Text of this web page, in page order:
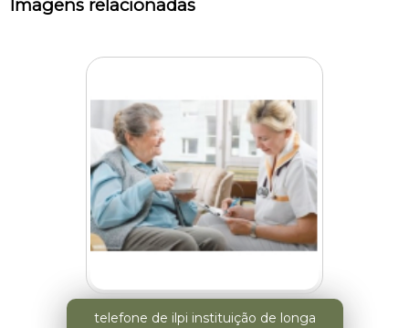
Imagens relacionadas
telefone de ilpi instituição de longa